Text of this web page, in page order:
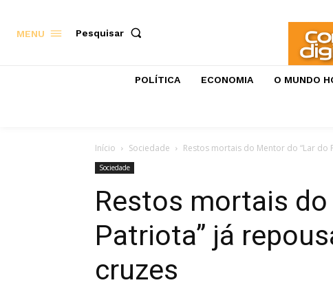
MENU Pesquisar
POLÍTICA ECONOMIA O MUNDO
Início Sociedade Restos mortais do Mentor do “Lar do
Sociedade
Restos mortais
Patriota” já
cruzes